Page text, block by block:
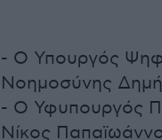
- Ο Υπουργός
Νοημοσύνης
- Ο Υφυπουργός
Νίκος